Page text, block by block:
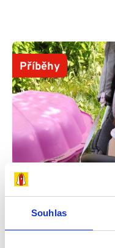
Souhlas
Příběhy